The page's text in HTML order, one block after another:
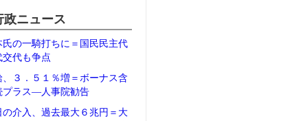
政ニュース
氏の一騎打ちに＝国民民主代
代も争点
３．５１％増＝ボーナス含
プラス―人事院勧告
の介入、過去最大６兆円＝大